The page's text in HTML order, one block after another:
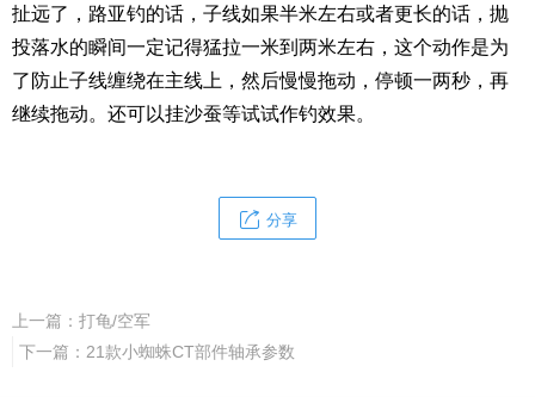
扯远了，路亚钓的话，子线如果半米左右或者更长的话，抛
投落水的瞬间一定记得猛拉一米到两米左右，这个动作是为
了防止子线缠绕在主线上，然后慢慢拖动，停顿一两秒，再
继续拖动。还可以挂沙蚕等试试作钓效果。
分享
上一篇： 打龟/空军
下一篇： 21款小蜘蛛CT部件轴承参数